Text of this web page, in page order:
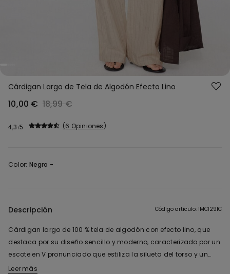
Cárdigan Largo de Tela de Algodón Efecto Lino
10,00 € 18,99 €
4,3 6 Opiniones
Color: Negro -
Descripción Código artículo: 1MC1291C
Cárdigan largo de 100 % tela de algodón con efecto lino, que
destaca por su diseño sencillo y moderno, caracterizado por un
escote en V pronunciado que estiliza la silueta del torso y un
cierre con un solo botón en la parte delantera. El corte
Leer más